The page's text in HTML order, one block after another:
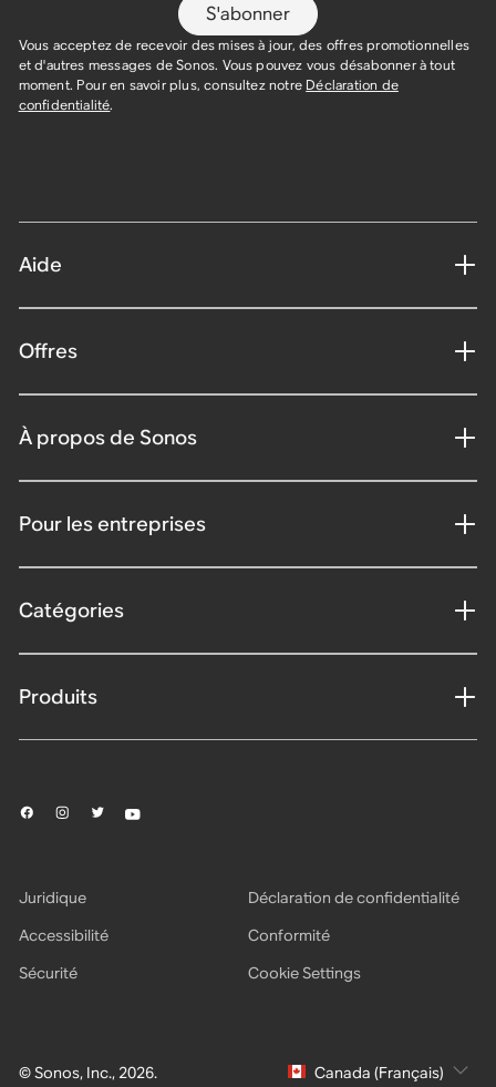
S'abonner
Vous acceptez de recevoir des mises à jour, des offres promotionnelles
et d'autres messages de Sonos. Vous pouvez vous désabonner à tout
moment. Pour en savoir plus, consultez notre Déclaration de
confidentialité.
Aide
Offres
À propos de Sonos
Pour les entreprises
Catégories
Produits
© Sonos, Inc., 2026.
Juridique
Déclaration de confidentialité
Accessibilité
Conformité
Sécurité
Cookie Settings
Canada (Français)